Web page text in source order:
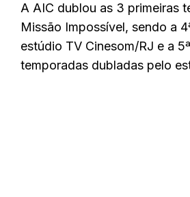
A AIC dublou as 3 primeiras
Missão Impossível, sendo a
estúdio TV Cinesom/RJ e a
temporadas dubladas pelo